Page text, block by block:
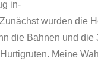
in-
wurden die
die Bahnen und die
Meine